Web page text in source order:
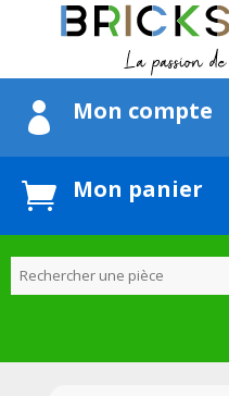
 Mon compte
 Mon panier